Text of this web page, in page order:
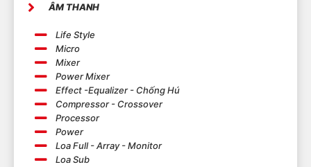
ÂM THANH
Life Style
Micro
Mixer
Power Mixer
Effect -Equalizer - Chống Hú
Compressor - Crossover
Processor
Power
Loa Full - Array - Monitor
Loa Sub